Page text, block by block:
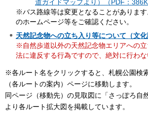
道ガイドマップより）（PDF：
※バス路線等は変更となることがありま
のホームページ等をご確認ください。
天然記念物への立ち入り等について（文化
※自然歩道以外の天然記念物エリアへの
法に違反する行為ですので、絶対に行わな
※各ルート名をクリックすると、札幌公園検
（各ルートの案内）ページに移動します。
同ページ（移動先）の見取図に「さっぽろ自
より各ルート拡大図を掲載しています。